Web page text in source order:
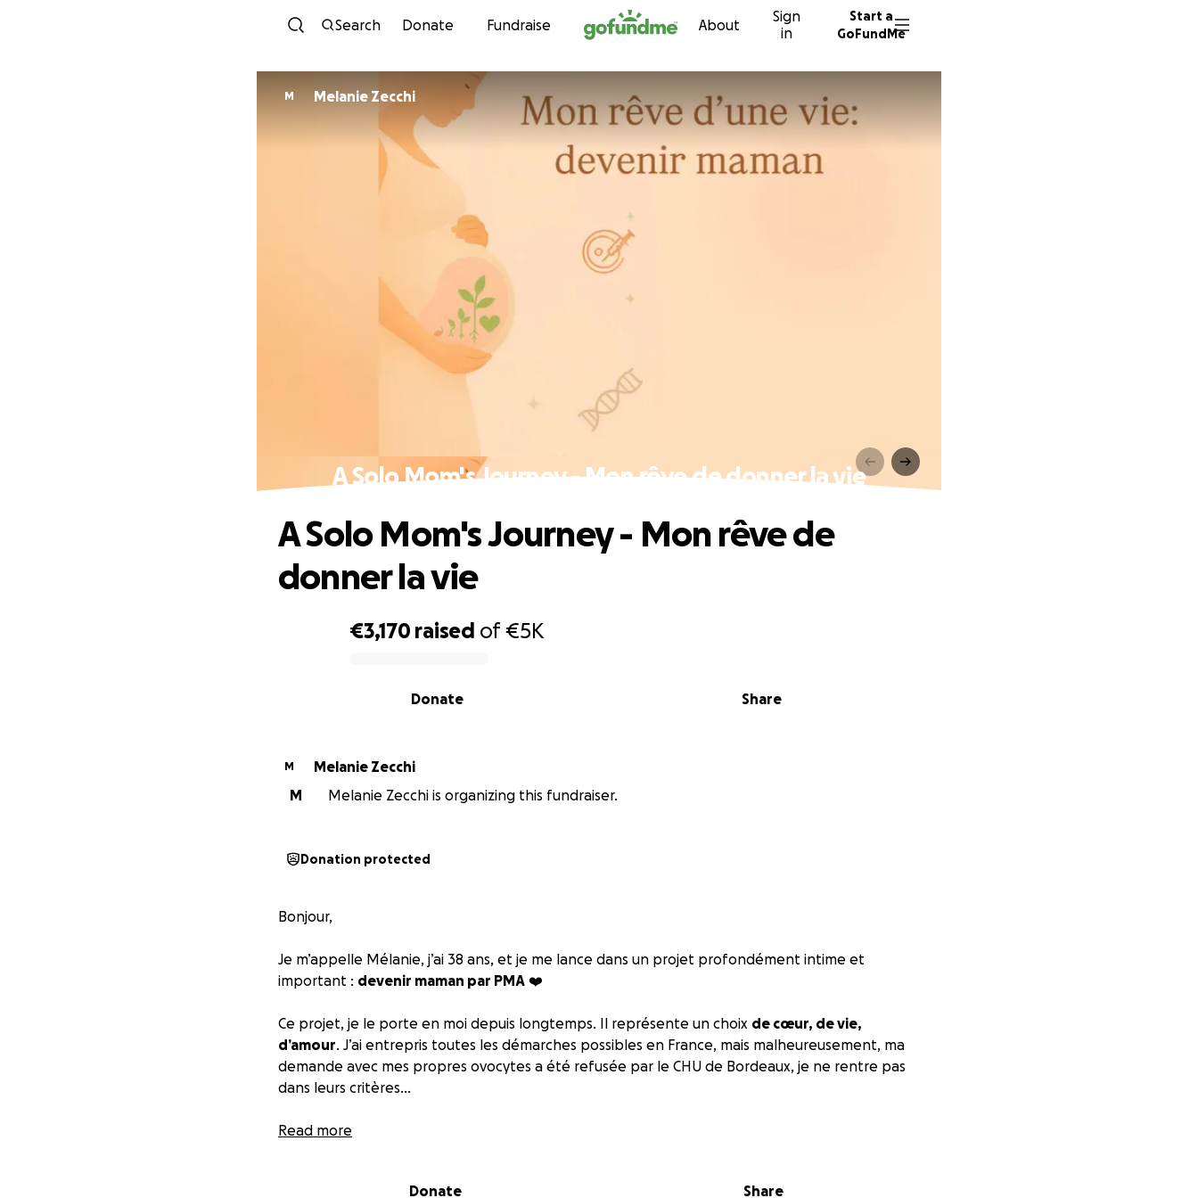
Skip to content
Search Donate Fundraise About
Sign
in
Start a
GoFundMe
M Melanie Zecchi
A Solo Mom's Journey - Mon rêve de donner la vie
€3,170 raised of€5K
Share
Donate
A Solo Mom's Journey - Mon rêve de
donner la vie
M
Melanie Zecchi
M
Melanie Zecchi is organizing this fundraiser.
Donation protected
Bonjour,
Je m’appelle Mélanie, j’ai 38 ans, et je me lance dans un projet profondément intime et
important : devenir maman par PMA ❤️
Ce projet, je le porte en moi depuis longtemps. Il représente un choix de cœur, de vie,
d’amour. J’ai entrepris toutes les démarches possibles en France, mais malheureusement, ma
demande avec mes propres ovocytes a été refusée par le CHU de Bordeaux, je ne rentre pas
dans leurs critères...
Aujourd’hui, c’est vers
Mais ce chemin a malheureusement un Une dépense deminium 6700
Read more
Donate Share